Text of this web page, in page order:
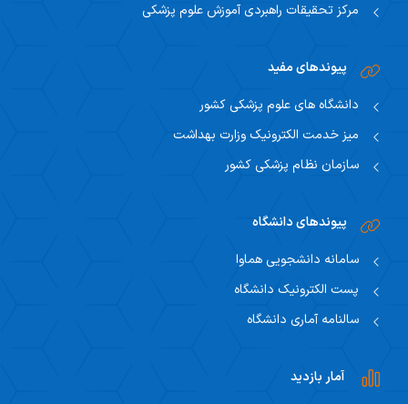
مرکز تحقیقات راهبردی آموزش علوم پزشکی
پیوندهای مفید
دانشگاه های علوم پزشکی کشور
میز خدمت الکترونیک وزارت بهداشت
سازمان نظام پزشکی کشور
پیوندهای دانشگاه
سامانه دانشجویی هماوا
پست الکترونیک دانشگاه
سالنامه آماری دانشگاه
آمار بازدید